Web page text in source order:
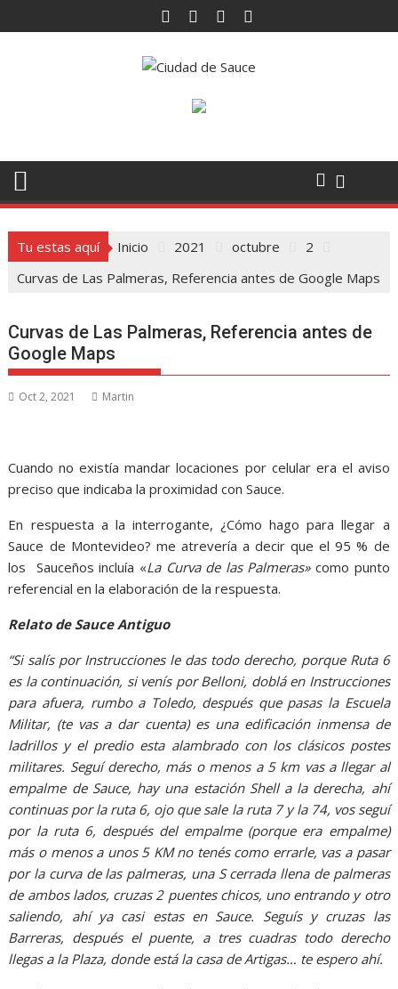
al
Tu estas aquí Inicio 2021 octubre
2
Curvas de Las Palmeras, Referencia antes de Google Maps
Curvas de Las Palmeras, Referencia antes de
Google Maps
Oct 2, 2021 Martin
Cuando no existía mandar locaciones por celular era el aviso
preciso que indicaba la proximidad con Sauce.
En respuesta a la interrogante, ¿Cómo hago para llegar a
Sauce de Montevideo? me atrevería a decir que el 95 % de
los Sauceños incluía «La Curva de las Palmeras»como punto
referencial en la elaboración de la respuesta.
Relato de Sauce Antiguo
“Si salís por Instrucciones le das todo derecho, porque Ruta 6
es la continuación, si venís por Belloni, doblá en Instrucciones
para afuera, rumbo a Toledo, después que pasas la Escuela
Militar, (te vas a dar cuenta) es una edificación inmensa de
ladrillos y el predio esta alambrado con los clásicos postes
militares. Seguí derecho, más o menos a 5 km vas a llegar al
empalme de Sauce, hay una estación Shell a la derecha, ahí
continuas por la ruta 6, ojo que sale la ruta 7 y la 74, vos seguí
por la ruta 6, después del empalme (porque era empalme)
más o menos a unos 5 KM no tenés como errarle, vas a pasar
por la curva de las palmeras, una S cerrada llena de palmeras
de ambos lados, cruzas 2 puentes chicos, uno entrando y otro
saliendo, ahí ya casi estas en Sauce. Seguís y cruzas las
Barreras, después el puente, a tres cuadras todo derecho
llegas a la Plaza, donde está la casa de Artigas… te espero ahí.